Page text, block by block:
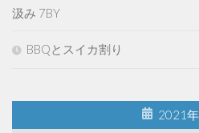
汲み 7BY
BBQとスイカ割り
2021